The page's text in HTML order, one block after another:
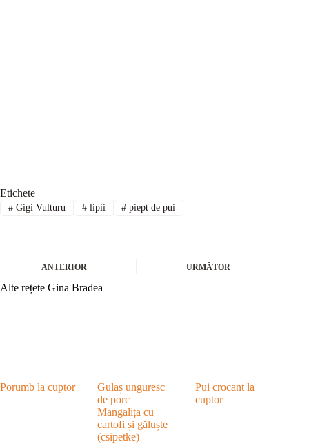
Etichete
#Gigi Vulturu #lipii # piept de pui
ANTERIOR URMĂTOR
Alte rețete Gina Bradea
Porumb la cuptor
Gulaș unguresc
de porc
Mangalița cu
cartofi și găluște
(csipetke)
Pui crocant la
cuptor